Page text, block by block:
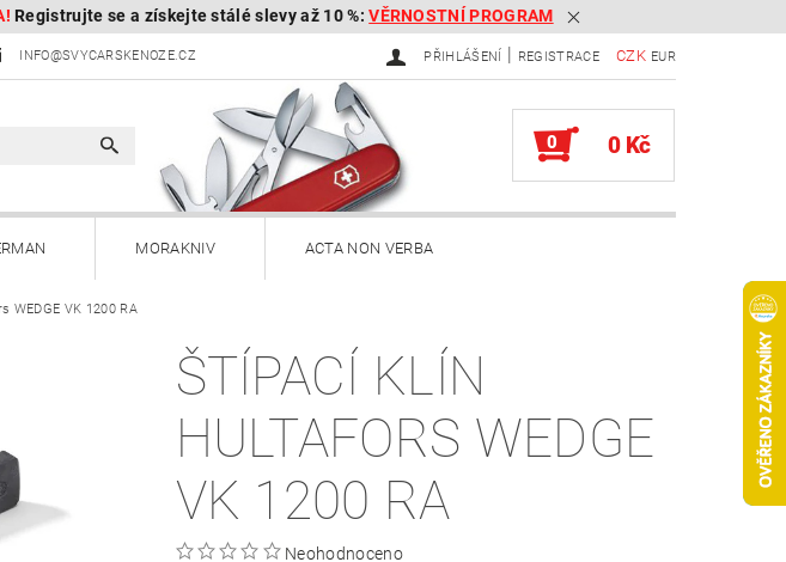
Registrujte se a získejte stálé slevy až 10 %:VĚRNOSTNÍ PROGRAM
INFO@SVYCARSKENOZE.CZ CZK EUR
PŘIHLÁŠENÍ | REGISTRACE
0 0 Kč
MORAKNIV ACTA NON VERBA
HUSQVARNA - Švédské sekery
Brousky na kapesní nože
Dárkové poukazy Služby Knihy
Kontakty Vrácení, výměna zboží, reklamace
WEDGE VK 1200 RA
ŠTÍPACÍ KLÍN
HULTAFORS WEDGE
VK 1200 RA
Neohodnoceno